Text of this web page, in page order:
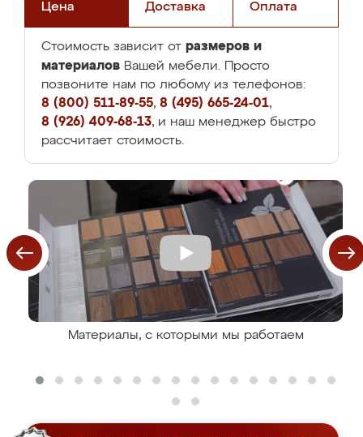
Цена Доставка Оплата
Стоимость зависит от размеров и
материалов Вашей мебели. Просто
позвоните нам по любому из телефонов:
8 (800) 511-89-55, 8 (495) 665-24-01,
8 (926) 409-68-13, и наш менеджер быстро
рассчитает стоимость.
Материалы, с которыми мы работаем